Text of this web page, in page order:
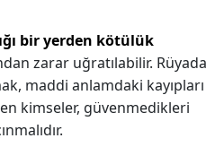
bir yerden kötülük
zarar uğratılabilir. Rüyada
maddi anlamdaki kayıpları
kimseler, güvenmedikleri